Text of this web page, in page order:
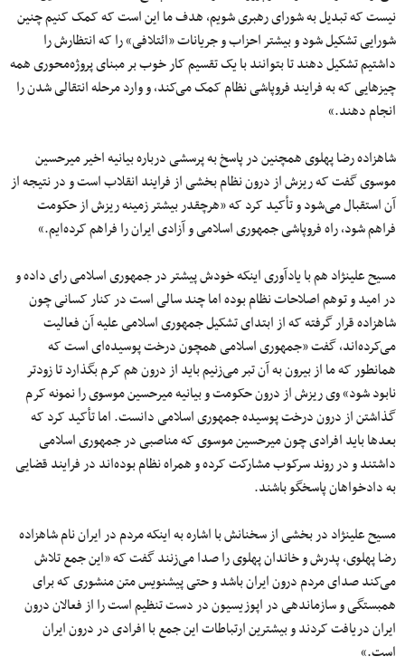
نیست که تبدیل به شورای رهبری شویم، هدف ما این است که کمک کنیم چنین
شورایی تشکیل شود و بیشتر احزاب و جریانات «ائتلافی» را که انتظارش را
داشتیم تشکیل دهند تا بتوانند با یک تقسیم کار خوب بر مبنای پروژه‌محوری همه
چیزهایی که به فرایند فروپاشی نظام کمک می‌کند، و وارد مرحله انتقالی شدن را
انجام دهند.»
شاهزاده رضا پهلوی همچنین در پاسخ به پرسشی درباره بیانیه اخیر میرحسین
موسوی گفت که ریزش از درون نظام بخشی از فرایند انقلاب است و در نتیجه از
آن استقبال می‌شود و تأکید کرد که «هرچقدر بیشتر زمینه ریزش از حکومت
فراهم شود، راه فروپاشی جمهوری اسلامی و آزادی ایران را فراهم کرده‌ایم.»
مسیح علینژاد هم با یادآوری اینکه خودش پیشتر در جمهوری اسلامی رای داده و
در امید و توهم اصلاحات نظام بوده اما چند سالی است در کنار کسانی چون
شاهزاده قرار گرفته که از ابتدای تشکیل جمهوری اسلامی علیه آن فعالیت
می‌کرده‌اند، گفت «جمهوری اسلامی همچون درخت پوسیده‌ای است که
همانطور که ما از بیرون به آن تبر می‌زنیم باید از درون هم کرم بگذارد تا زودتر
نابود شود» وی ریزش‌ از درون حکومت و بیانیه میرحسین موسوی را نمونه کرم
گذاشتن از درون درخت پوسیده جمهوری اسلامی دانست. اما تأکید کرد که
بعدها باید افرادی چون میرحسین موسوی که مناصبی در جمهوری اسلامی
داشتند و در روند سرکوب مشارکت کرده و همراه نظام بوده‌اند در فرایند قضایی
به دادخواهان پاسخگو باشند.
مسیح علینژاد در بخشی از سخنانش با اشاره به اینکه مردم در ایران نام شاهزاده
رضا پهلوی، پدرش و خاندان پهلوی را صدا می‌زنند گفت که «این جمع تلاش
می‌کند صدای مردم درون ایران باشد و حتی پیشنویس متن منشوری که برای
همبستگی و سازماندهی در اپوزیسیون در دست تنظیم است را از فعالان درون
ایران دریافت کردند و بیشترین ارتباطات این جمع با افرادی در درون ایران
است.»